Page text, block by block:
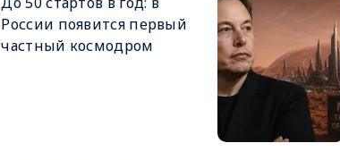
России появится первый
частный космодром